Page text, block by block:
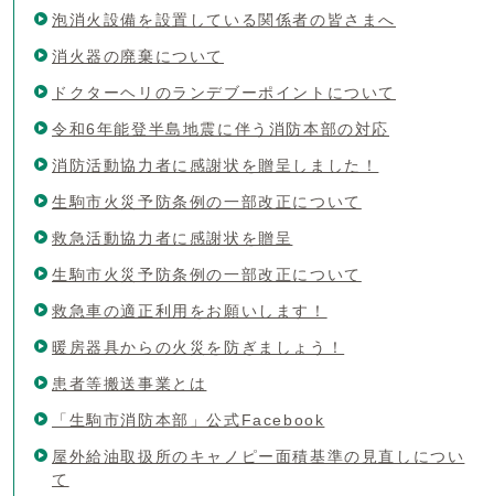
泡消火設備を設置している関係者の皆さまへ
消火器の廃棄について
ドクターヘリのランデブーポイントについて
令和6年能登半島地震に伴う消防本部の対応
消防活動協力者に感謝状を贈呈しました！
生駒市火災予防条例の一部改正について
救急活動協力者に感謝状を贈呈
生駒市火災予防条例の一部改正について
救急車の適正利用をお願いします！
暖房器具からの火災を防ぎましょう！
患者等搬送事業とは
「生駒市消防本部」公式Facebook
屋外給油取扱所のキャノピー面積基準の見直しについ
て